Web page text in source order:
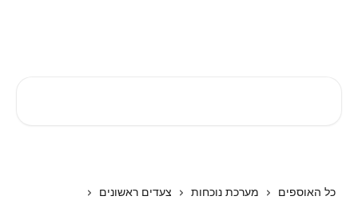
כל האוספים מערכת נוכחות
צעדים ראשונים